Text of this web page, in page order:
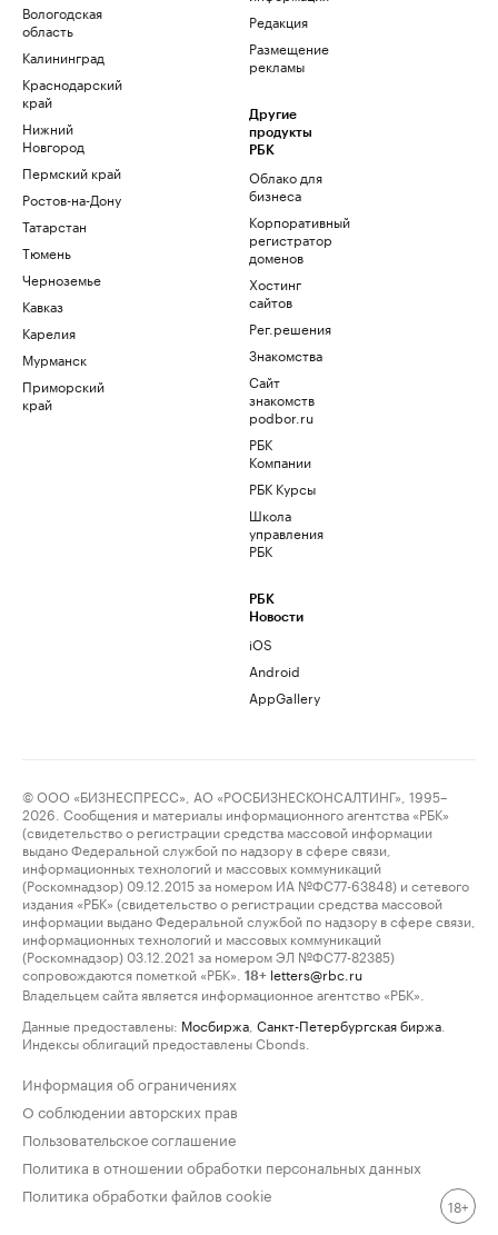
Вологодская
область
Калининград
Краснодарский
край
Нижний
Новгород
Пермский край
Ростов-на-Дону
Татарстан
Тюмень
Черноземье
Кавказ
Карелия
Мурманск
Приморский
край
Редакция
Размещение
рекламы
Другие
продукты
РБК
Облако для
бизнеса
Корпоративный
регистратор
доменов
Хостинг
сайтов
Рег.решения
Знакомства
Сайт
знакомств
podbor.ru
РБК
Компании
РБК Курсы
Школа
управления
РБК
РБК
Новости
iOS
Android
AppGallery
© ООО «БИЗНЕСПРЕСС», АО «РОСБИЗНЕСКОНСАЛТИНГ», 1995–
2026. Сообщения и материалы информационного агентства «РБК»
(свидетельство о регистрации средства массовой информации
выдано Федеральной службой по надзору в сфере связи,
информационных технологий и массовых коммуникаций
(Роскомнадзор) 09.12.2015 за номером ИА №ФС77-63848) и сетевого
издания «РБК» (свидетельство о регистрации средства массовой
информации выдано Федеральной службой по надзору в сфере связи,
информационных технологий и массовых коммуникаций
(Роскомнадзор) 03.12.2021 за номером ЭЛ №ФС77-82385)
сопровождаются пометкой «РБК».
18+ letters@rbc.ru
Владельцем сайта является информационное агентство «РБК».
Данные предоставлены: Мосбиржа Санкт-Петербургская биржа
Индексы облигаций предоставлены Cbonds.
Информация об ограничениях
О соблюдении авторских прав
Пользовательское соглашение
Политика в отношении обработки персональных данных
Политика обработки файлов cookie
18+